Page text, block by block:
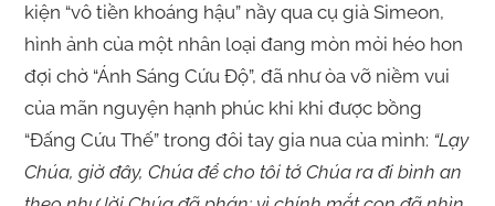
kiện “vô tiền khoáng hậu” nầy qua cụ già Simeon,
hình ảnh của một nhân loại đang mòn mỏi héo hon
đợi chờ “Ánh Sáng Cứu Độ”, đã như òa vỡ niềm vui
của mãn nguyện hạnh phúc khi khi được bồng
“Đấng Cứu Thế” trong đôi tay gia nua của mình: “Lạy
Chúa, giờ đây, Chúa để cho tôi tớ Chúa ra đi bình an